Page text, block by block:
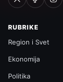
RUBRIKE
Region i Svet
Ekonomija
Politika